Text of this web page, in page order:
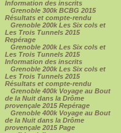
Information des inscrits
Grenoble 300k BCBG 2015
Résultats et compte-rendu
Grenoble 200k Les Six cols et
Les Trois Tunnels 2015
Repérage
Grenoble 200k Les Six cols et
Les Trois Tunnels 2015
Information des inscrits
Grenoble 200k Les Six cols et
Les Trois Tunnels 2015
Résultats et compte-rendu
Grenoble 400k Voyage au Bout
de la Nuit dans la Drôme
provençale 2015 Repérage
Grenoble 400k Voyage au Bout
de la Nuit dans la Drôme
provençale 2015 Page